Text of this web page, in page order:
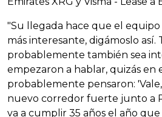
"Su llegada hace que el
más interesante, digámoslo así.
probablemente también sea
empezaron a hablar, quizás en
probablemente pensaron:
nuevo corredor fuerte junto a
va a cumplir 35 años el año que